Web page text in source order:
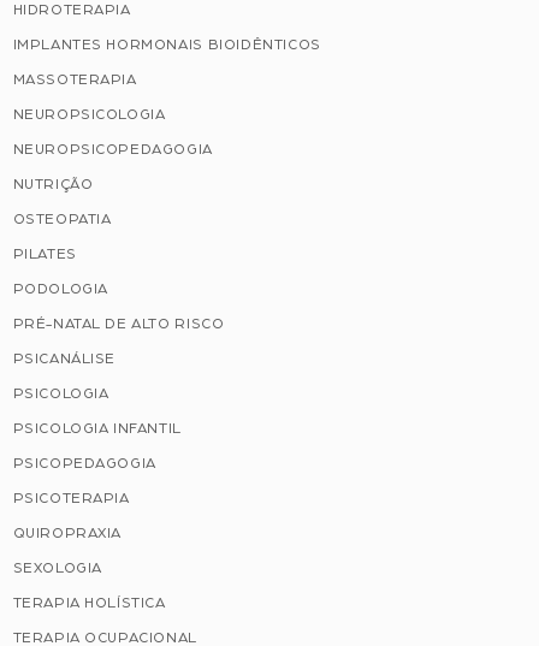
HIDROTERAPIA
IMPLANTES HORMONAIS BIOIDÊNTICOS
MASSOTERAPIA
NEUROPSICOLOGIA
NEUROPSICOPEDAGOGIA
NUTRIÇÃO
OSTEOPATIA
PILATES
PODOLOGIA
PRÉ-NATAL DE ALTO RISCO
PSICANÁLISE
PSICOLOGIA
PSICOLOGIA INFANTIL
PSICOPEDAGOGIA
PSICOTERAPIA
QUIROPRAXIA
SEXOLOGIA
TERAPIA HOLÍSTICA
TERAPIA OCUPACIONAL